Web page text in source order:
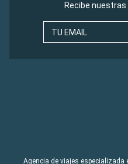
Recibe
TU EMAIL
Agencia de viajes especializada